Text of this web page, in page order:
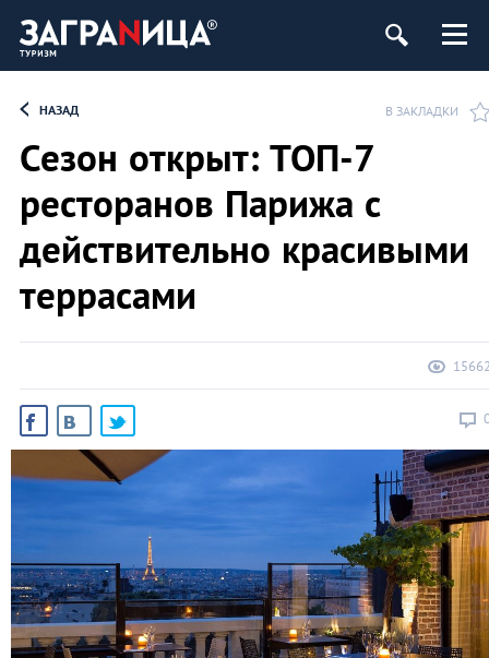
НАЗАД В ЗАКЛАДКИ
Сезон открыт: ТОП-7
ресторанов Парижа с
действительно красивыми
террасами